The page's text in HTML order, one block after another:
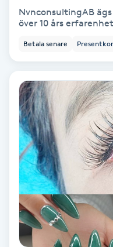
HIFU
Hollywood Peel
Hot Stone Massage
Hot yoga
Hudföryngring
NvnconsultingAB
över 10 års
Betala senare